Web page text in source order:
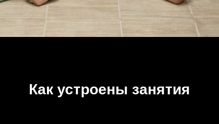
Как устроены занятия